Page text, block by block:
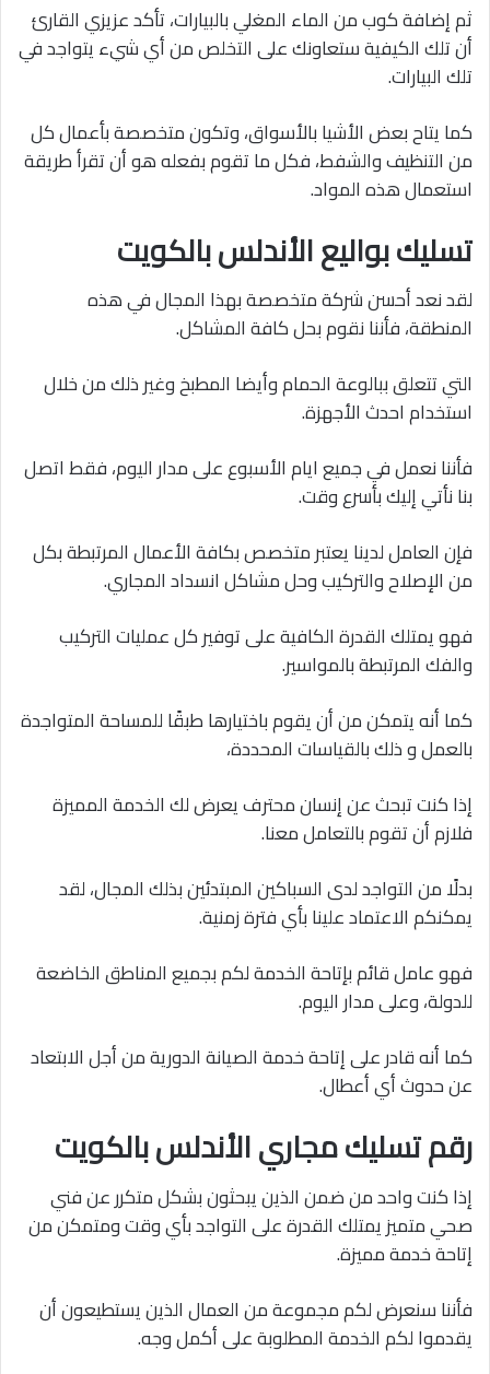
ثم إضافة كوب من الماء المغلي بالبيارات، تأكد عزيزي القارئ
أن تلك الكيفية ستعاونك على التخلص من أي شيء يتواجد في
تلك البيارات.
كما يتاح بعض الأشيا بالأسواق، وتكون متخصصة بأعمال كل
من التنظيف والشفط، فكل ما تقوم بفعله هو أن تقرأ طريقة
استعمال هذه المواد.
تسليك بواليع الأندلس بالكويت
لقد نعد أحسن شركة متخصصة بهذا المجال في هذه
المنطقة، فأننا نقوم بحل كافة المشاكل.
التي تتعلق ببالوعة الحمام وأيضا المطبخ وغير ذلك من خلال
استخدام احدث الأجهزة.
فأننا نعمل في جميع ايام الأسبوع على مدار اليوم، فقط اتصل
بنا نأتي إليك بأسرع وقت.
فإن العامل لدينا يعتبر متخصص بكافة الأعمال المرتبطة بكل
من الإصلاح والتركيب وحل مشاكل انسداد المجاري.
فهو يمتلك القدرة الكافية على توفير كل عمليات التركيب
والفك المرتبطة بالمواسير.
كما أنه يتمكن من أن يقوم باختيارها طبقًا للمساحة المتواجدة
بالعمل و ذلك بالقياسات المحددة،
إذا كنت تبحث عن إنسان محترف يعرض لك الخدمة المميزة
فلازم أن تقوم بالتعامل معنا.
بدلًا من التواجد لدى السباكين المبتدئين بذلك المجال، لقد
يمكنكم الاعتماد علينا بأي فترة زمنية.
فهو عامل قائم بإتاحة الخدمة لكم بجميع المناطق الخاضعة
للدولة، وعلى مدار اليوم.
كما أنه قادر على إتاحة خدمة الصيانة الدورية من أجل الابتعاد
عن حدوث أي أعطال.
رقم تسليك مجاري الأندلس بالكويت
إذا كنت واحد من ضمن الذين يبحثون بشكل متكرر عن فني
صحي متميز يمتلك القدرة على التواجد بأي وقت ومتمكن من
إتاحة خدمة مميزة.
فأننا سنعرض لكم مجموعة من العمال الذين يستطيعون أن
يقدموا لكم الخدمة المطلوبة على أكمل وجه.